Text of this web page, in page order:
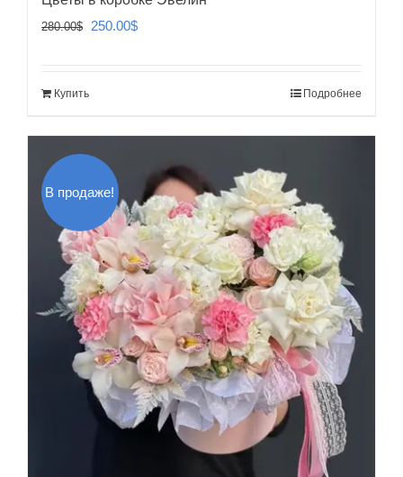
280.00$
Первоначальная
250.00$Текущая
Купить Подробнее
В продаже!